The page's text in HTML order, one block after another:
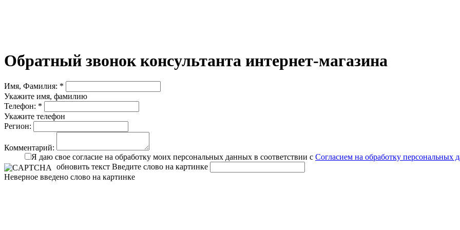
Обратный звонок консультанта интернет-магазина
Имя, Фамилия: *
Укажите имя, фамилию
Телефон: *
Укажите телефон
Регион:
Комментарий:
Я даю свое согласие на обработку моих персональных данных в соответствии с Согласием на обработку персональных
обновить текст Введите слово на картинке
Неверное введено слово на картинке